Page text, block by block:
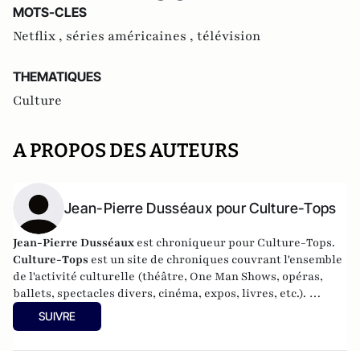
MOTS-CLES
Netflix , séries américaines , télévision
THEMATIQUES
Culture
A PROPOS DES AUTEURS
Jean-Pierre Dusséaux pour Culture-Tops
Jean-Pierre Dusséaux est chroniqueur pour Culture-Tops.
Culture-Tops est un site de chroniques couvrant l'ensemble
de l'activité culturelle (théâtre, One Man Shows, opéras,
ballets, spectacles divers, cinéma, expos, livres, etc.).
Culture-Tops a été créé en novembre 2013 par Jacques
Paugam , journaliste et écrivain, et son fils, Gabriel
SUIVRE